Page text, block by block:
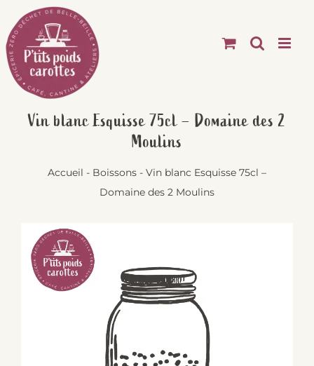
Passer
au
contenu
Vin blanc Esquisse 75cl – Domaine des 2
Moulins
Accueil - Boissons - Vin blanc Esquisse 75cl –
Domaine des 2 Moulins